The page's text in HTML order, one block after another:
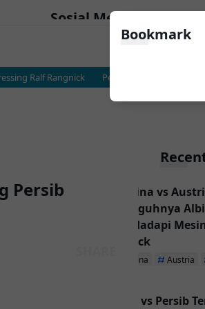
Sosial Media
Ralf Rangnick Persija vs Persib Terancam
Persib
Argentina vs
Sesungguhnya
Messi Hadapi
Rangnick
Argentina Austria
Persija vs Persib
Bookmark